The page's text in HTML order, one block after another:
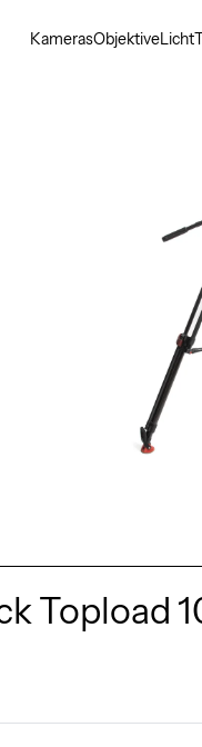
KamerasObjektiveLicht
Topload